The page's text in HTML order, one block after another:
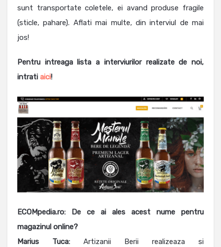
sunt transportate coletele, ei avand produse fragile
(sticle, pahare). Aflati mai multe, din interviul de mai
jos!
Pentru intreaga lista a interviurilor realizate de noi,
intrati aici!
ECOMpedia.ro: De ce ai ales acest nume pentru
magazinul online?
Marius Tuca: Artizanii Berii realizeaza si